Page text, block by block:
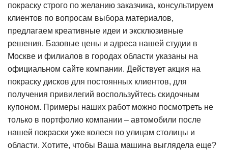
покраску строго по желанию заказчика, консультируем
клиентов по вопросам выбора материалов,
предлагаем креативные идеи и эксклюзивные
решения. Базовые цены и адреса нашей студии в
Москве и филиалов в городах области указаны на
официальном сайте компании. Действует акция на
покраску дисков для постоянных клиентов, для
получения привилегий воспользуйтесь скидочным
купоном. Примеры наших работ можно посмотреть не
только в портфолио компании – автомобили после
нашей покраски уже колеся по улицам столицы и
области. Хотите, чтобы Ваша машина выглядела еще?